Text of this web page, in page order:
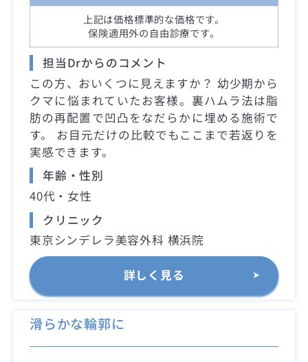
上記は価格標準的な価格です。
保険適用外の自由診療です。
担当Drからのコメント
この方、おいくつに見えますか？ 幼少期から
クマに悩まれていたお客様。裏ハムラ法は脂
肪の再配置で凹凸をなだらかに埋める施術で
す。 お目元だけの比較でもここまで若返りを
実感できます。
年齢・性別
40代・女性
クリニック
東京シンデレラ美容外科 横浜院
詳しく見る
滑らかな輪郭に